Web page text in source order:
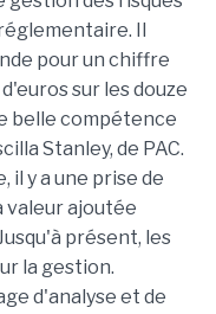
Il
pour un chiffre
sur les douze
belle compétence
Stanley, de PAC.
il y a une prise de
valeur ajoutée
présent, les
la gestion.
d'analyse et de